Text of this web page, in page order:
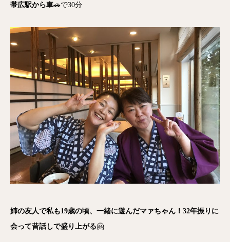
帯広駅から車🚗で30分
姉の友人で私も19歳の頃、一緒に遊んだマァちゃん！32年振りに
会って昔話しで盛り上がる🤗